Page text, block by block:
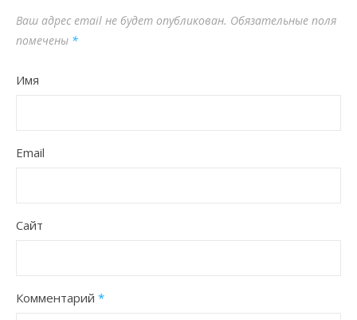
Ваш адрес email не будет опубликован. Обязательные поля
помечены *
Имя
Email
Сайт
Комментарий *